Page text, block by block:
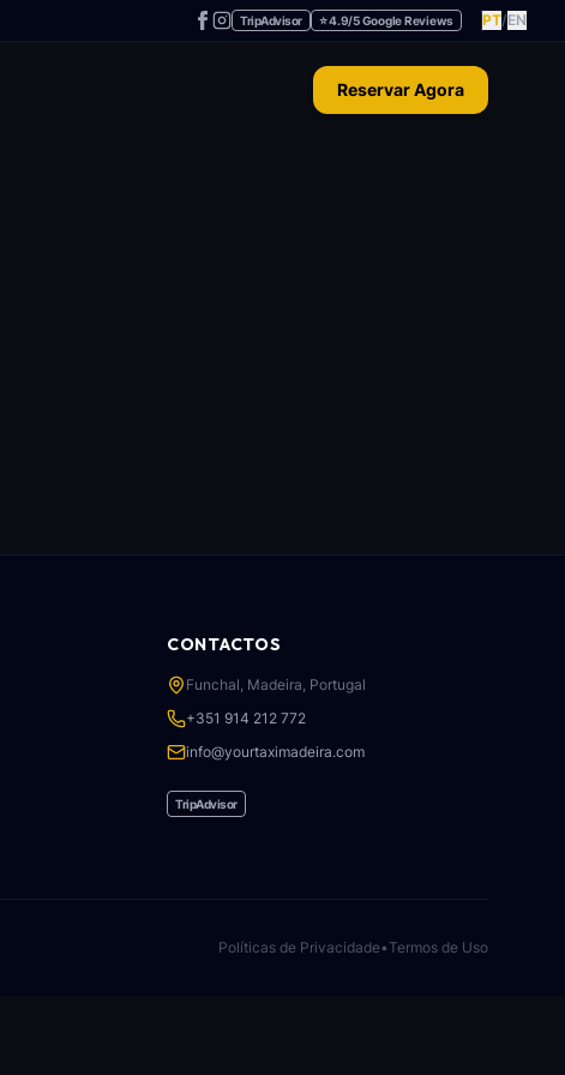
TripAdvisor ⭐ 4.9/5 Google Reviews PT/EN
Reservar Agora
CONTACTOS
Funchal, Madeira, Portugal
+351 914 212 772
info@yourtaximadeira.com
TripAdvisor
Políticas de Privacidade•Termos de Uso